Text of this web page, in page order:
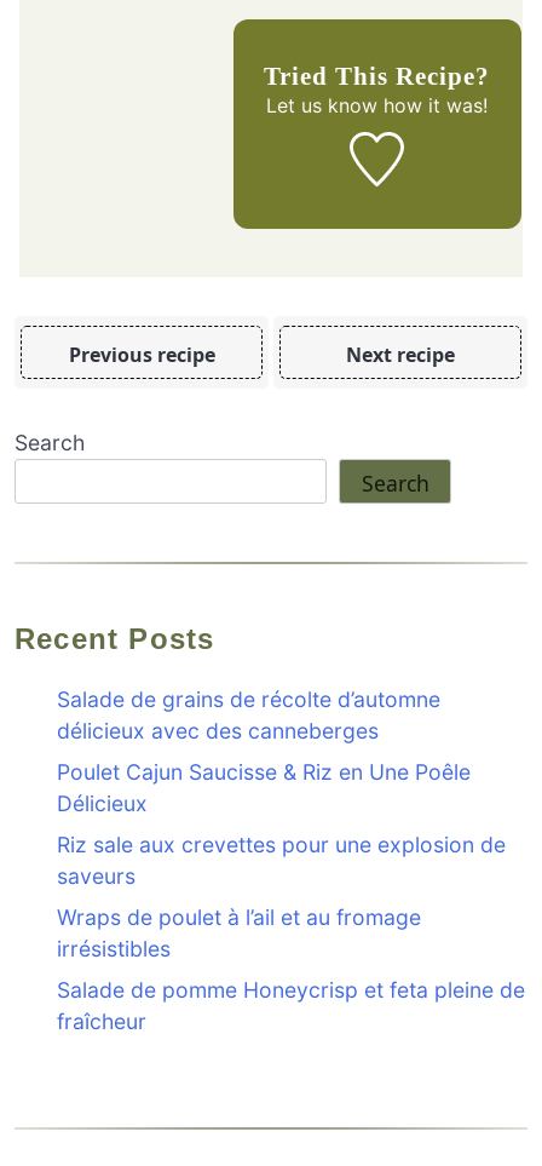
Tried This Recipe?
Let us know how it was!
Previous recipe Next recipe
Search
Search
Recent Posts
Salade de grains de récolte d’automne
délicieux avec des canneberges
Poulet Cajun Saucisse & Riz en Une Poêle
Délicieux
Riz sale aux crevettes pour une explosion de
saveurs
Wraps de poulet à l’ail et au fromage
irrésistibles
Salade de pomme Honeycrisp et feta pleine de
fraîcheur